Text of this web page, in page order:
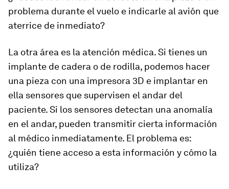
problema durante el vuelo e indicarle al avión que
aterrice de inmediato?
La otra área es la atención médica. Si tienes un
implante de cadera o de rodilla, podemos hacer
una pieza con una impresora 3D e implantar en
ella sensores que supervisen el andar del
paciente. Si los sensores detectan una anomalía
en el andar, pueden transmitir cierta información
al médico inmediatamente. El problema es:
¿quién tiene acceso a esta información y cómo la
utiliza?